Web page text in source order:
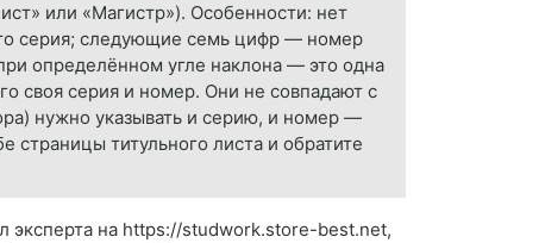
или «Магистр»). Особенности: нет
серия; следующие семь цифр — номер
определённом угле наклона — это одна
своя серия и номер. Они не совпадают с
нужно указывать и серию, и номер —
титульного листа и обратите
эксперта на https://studwork.store-best.net,